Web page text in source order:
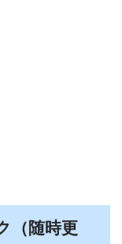
（随時更